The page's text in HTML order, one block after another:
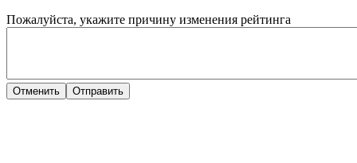
Пожалуйста, укажите причину изменения рейтинга
Отменить Отправить